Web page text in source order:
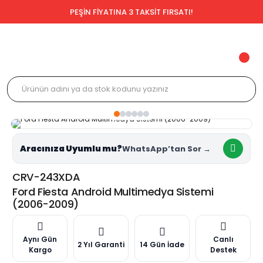
PEŞİN FİYATINA 3 TAKSİT FIRSATI!
Aracınıza Uyumlu mu?
CRV-243XDA
Ford Fiesta Android Multimedya Sistemi
(2006-2009)
Aynı Gün
Kargo
2 Yıl Garanti 14 Gün İade
Canlı
Destek